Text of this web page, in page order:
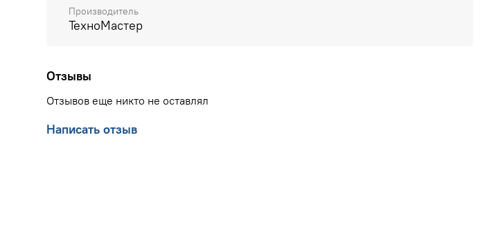
Производитель
ТехноМастер
Отзывы
Отзывов еще никто не оставлял
Написать отзыв